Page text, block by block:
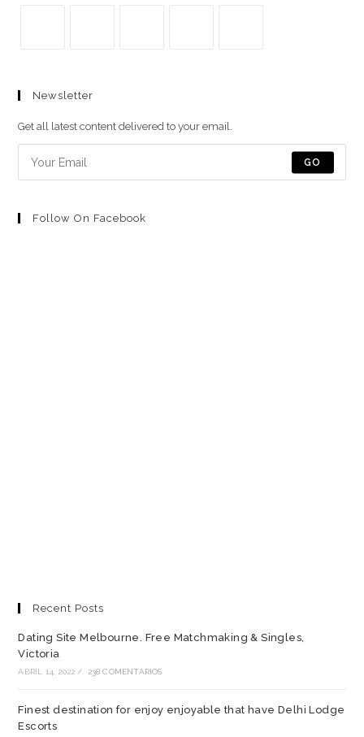
en
pestaña
en
pestaña
una
una
Newsletter
Get all latest content delivered to your email.
GO
Follow On Facebook
Recent Posts
Dating Site Melbourne. Free Matchmaking & Singles,
Victoria
ABRIL 14, 2022 / 238 COMENTARIOS
Finest destination for enjoy enjoyable that have Delhi Lodge
Escorts